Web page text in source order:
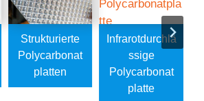
Strukturierte
Polycarbonat
Platten
Infrarotdurchlä
Ssige
Polycarbonat
Platte